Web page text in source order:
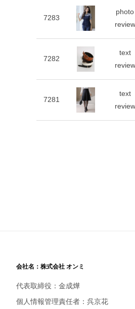
7283
photo
review
7282
text
review
7281
text
review
会社名：株式会社 オンミ
代表取締役：金成燁
個人情報管理責任者：呉京花